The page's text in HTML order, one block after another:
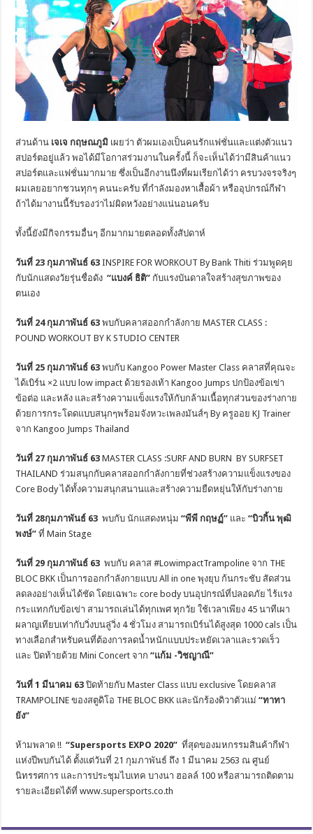
ส่วนด้าน เจเจ กฤษณภูมิ เผยว่า ตัวผมเองเป็นคนรักแฟชั่นและแต่งตัวแนว
สปอร์ตอยู่แล้ว พอได้มีโอกาสร่วมงานในครั้งนี้ ก็จะเห็นได้ว่ามีสินค้าแนว
สปอร์ตและแฟชั่นมากมาย ซึ่งเป็นอีกงานนึงที่ผมเรียกได้ว่า ครบวงจรจริงๆ
ผมเลยอยากชวนทุกๆ คนนะครับ ที่กำลังมองหาเสื้อผ้า หรืออุปกรณ์กีฬา
ถ้าได้มางานนี้รับรองว่าไม่ผิดหวังอย่างแน่นอนครับ
ทั้งนี้ยังมีกิจกรรมอื่นๆ อีกมากมายตลอดทั้งสัปดาห์
วันที่ 23 กุมภาพันธ์ 63 INSPIRE FOR WORKOUT By Bank Thiti ร่วมพูดคุย
กับนักแสดงวัยรุ่นชื่อดัง“แบงค์ ธิติ” กับแรงบันดาลใจสร้างสุขภาพของ
ตนเอง
วันที่ 24กุมภาพันธ์ 63 พบกับคลาสออกกำลังกาย MASTER CLASS :
POUND WORKOUT BY K STUDIO CENTER
วันที่ 25กุมภาพันธ์ 63 พบกับ Kangoo Power Master Class คลาสที่คุณจะ
ได้เบิร์น ×2 แบบ low impact ด้วยรองเท้า Kangoo Jumps ปกป้องข้อเข่า
ข้อต่อ และหลัง และสร้างความแข็งแรงให้กับกล้ามเนื้อทุกส่วนของร่างกาย
ด้วยการกระโดดแบบสนุกๆพร้อมจังหวะเพลงมันส์ๆ By ครูออย KJ Trainer
จาก Kangoo Jumps Thailand
วันที่ 27กุมภาพันธ์ 63 MASTER CLASS :SURF AND BURN BY SURFSET
THAILAND ร่วมสนุกกับคลาสออกกำลังกายที่ช่วงสร้างความแข็งแรงของ
Core Body ได้ทั้งความสนุกสนานและสร้างความยืดหยุ่นให้กับร่างกาย
วันที่ 28กุมภาพันธ์ 63 พบกับ นักแสดงหนุ่ม“พีพี กฤษฏ์” และ“บิวกิ้น พุฒิ
พงษ์”ที่ Main Stage
วันที่ 29กุมภาพันธ์ 63 พบกับ คลาส #LowimpactTrampoline จาก THE
BLOC BKK เป็นการออกกำลังกายแบบ All in one พุงยุบ ก้นกระชับ สัดส่วน
ลดลงอย่างเห็นได้ชัด โดยเฉพาะ core body บนอุปกรณ์ที่ปลอดภัย ไร้แรง
กระแทกกับข้อเข่า สามารถเล่นได้ทุกเพศ ทุกวัย ใช้เวลาเพียง 45 นาทีเผา
ผลาญเทียบเท่ากับวิ่งบนลู่วิ่ง 4 ชั่วโมง สามารถเบิร์นได้สูงสุด 1000 cals เป็น
ทางเลือกสำหรับคนที่ต้องการลดน้ำหนักแบบประหยัดเวลาและรวดเร็ว
และ ปิดท้ายด้วย Mini Concert จาก“แก้ม -วิชญาณี”
วันที่1 มีนาคม 63 ปิดท้ายกับ Master Class แบบ exclusive โดยคลาส
TRAMPOLINE ของสตูดิโอ THE BLOC BKK และนักร้องดิวาตัวแม่“ทาทา
ยัง”
ห้ามพลาด !!“Supersports EXPO 2020” ที่สุดของมหกรรมสินค้ากีฬา
แห่งปีพบกันได้ ตั้งแต่วันที่ 21 กุมภาพันธ์ ถึง 1 มีนาคม 2563 ณ ศูนย์
นิทรรศการ และการประชุมไบเทค บางนา ฮอลล์ 100 หรือสามารถติดตาม
รายละเอียดได้ที่ www.supersports.co.th